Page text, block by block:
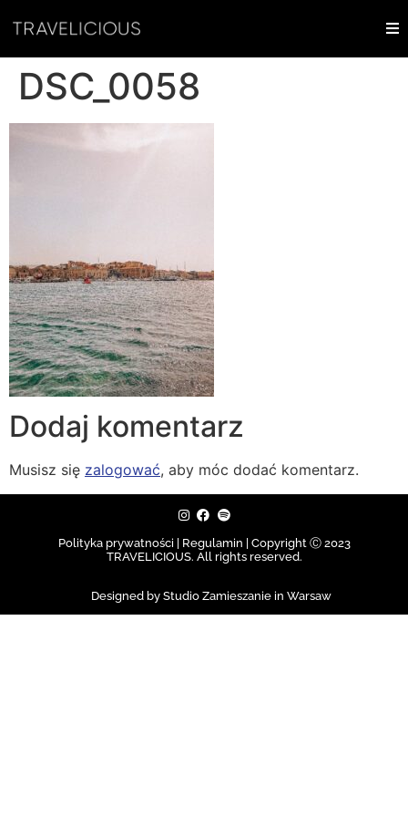
DSC_0058
Dodaj komentarz
Musisz się zalogować, aby móc dodać komentarz.
Polityka prywatności | Regulamin | Copyright Ⓒ 2023
TRAVELICIOUS. All rights reserved.
Designed by Studio Zamieszanie in Warsaw